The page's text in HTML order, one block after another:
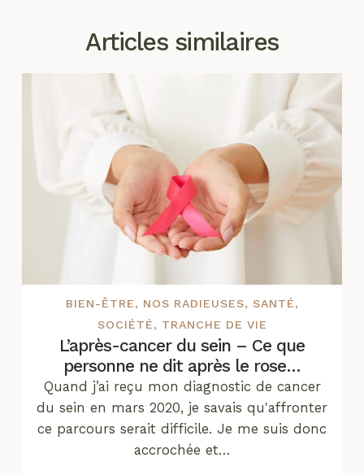
Articles similaires
BIEN-ÊTRE, NOS RADIEUSES, SANTÉ,
SOCIÉTÉ, TRANCHE DE VIE
L’après-cancer du sein – Ce que
personne ne dit après le rose…
Quand j’ai reçu mon diagnostic de cancer
du sein en mars 2020, je savais qu'affronter
ce parcours serait difficile. Je me suis donc
accrochée et…